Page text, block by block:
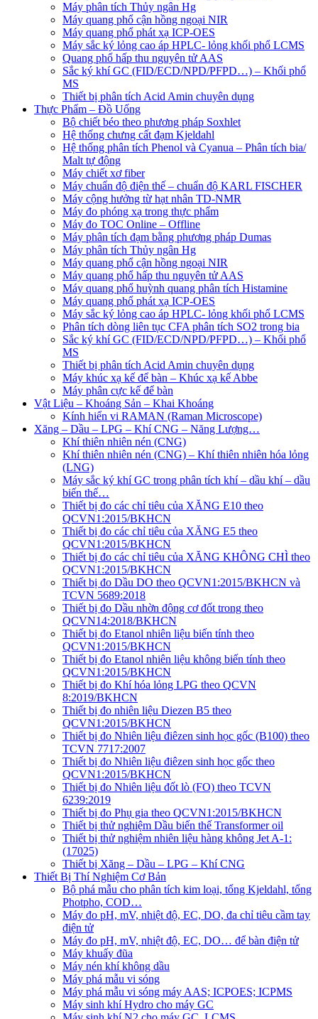
Máy phân tích Thủy ngân Hg
Máy quang phổ cận hồng ngoại NIR
Máy quang phổ phát xạ ICP-OES
Máy sắc ký lỏng cao áp HPLC- lỏng khối phổ LCMS
Quang phổ hấp thu nguyên tử AAS
Sắc ký khí GC (FID/ECD/NPD/PFPD…) – Khối phổ
MS
Thiết bị phân tích Acid Amin chuyên dụng
Thực Phẩm – Đồ Uống
Bộ chiết béo theo phương pháp Soxhlet
Hệ thống chưng cất đạm Kjeldahl
Hệ thống phân tích Phenol và Cyanua – Phân tích bia/
Malt tự động
Máy chiết xơ fiber
Máy chuẩn độ điện thế – chuẩn độ KARL FISCHER
Máy cộng hưởng từ hạt nhân TD-NMR
Máy đo phóng xạ trong thực phẩm
Máy đo TOC Online – Offline
Máy phân tích đạm bằng phương pháp Dumas
Máy phân tích Thủy ngân Hg
Máy quang phổ cận hồng ngoại NIR
Máy quang phổ hấp thu nguyên tử AAS
Máy quang phổ huỳnh quang phân tích Histamine
Máy quang phổ phát xạ ICP-OES
Máy sắc ký lỏng cao áp HPLC- lỏng khối phổ LCMS
Phân tích dòng liên tục CFA phân tích SO2 trong bia
Sắc ký khí GC (FID/ECD/NPD/PFPD…) – Khối phổ
MS
Thiết bị phân tích Acid Amin chuyên dụng
Máy khúc xạ kế để bàn – Khúc xạ kế Abbe
Máy phân cực kế để bàn
Vật Liệu – Khoáng Sản – Khai Khoáng
Kính hiển vi RAMAN (Raman Microscope)
Xăng – Dầu – LPG – Khí CNG – Năng Lượng…
Khí thiên nhiên nén (CNG)
Khí thiên nhiên nén (CNG) – Khí thiên nhiên hóa lỏng
(LNG)
Máy sắc ký khí GC trong phân tích khí – dầu khí – dầu
biến thế…
Thiết bị đo các chỉ tiêu của XĂNG E10 theo
QCVN1:2015/BKHCN
Thiết bị đo các chỉ tiêu của XĂNG E5 theo
QCVN1:2015/BKHCN
Thiết bị đo các chỉ tiêu của XĂNG KHÔNG CHÌ theo
QCVN1:2015/BKHCN
Thiết bị đo Dầu DO theo QCVN1:2015/BKHCN và
TCVN 5689:2018
Thiết bị đo Dầu nhờn động cơ đốt trong theo
QCVN14:2018/BKHCN
Thiết bị đo Etanol nhiên liệu biến tính theo
QCVN1:2015/BKHCN
Thiết bị đo Etanol nhiên liệu không biến tính theo
QCVN1:2015/BKHCN
Thiết bị đo Khí hóa lỏng LPG theo QCVN
8:2019/BKHCN
Thiết bị đo nhiên liệu Diezen B5 theo
QCVN1:2015/BKHCN
Thiết bị đo Nhiên liệu điêzen sinh học gốc (B100) theo
TCVN 7717:2007
Thiết bị đo Nhiên liệu điêzen sinh học gốc theo
QCVN1:2015/BKHCN
Thiết bị đo Nhiên liệu đốt lò (FO) theo TCVN
6239:2019
Thiết bị đo Phụ gia theo QCVN1:2015/BKHCN
Thiết bị thử nghiệm Dầu biến thế Transformer oil
Thiết bị thử nghiệm nhiên liệu hàng không Jet A-1:
(17025)
Thiết bị Xăng – Dầu – LPG – Khí CNG
Thiết Bị Thí Nghiệm Cơ Bản
Bộ phá mẫu cho phân tích kim loại, tổng Kjeldahl, tổng
Photpho, COD…
Máy đo pH, mV, nhiệt độ, EC, DO, đa chỉ tiêu cầm tay
điện tử
Máy đo pH, mV, nhiệt độ, EC, DO… để bàn điện tử
Máy khuấy đũa
Máy nén khí không dầu
Máy phá mẫu vi sóng
Máy phá mẫu vi sóng máy AAS; ICPOES; ICPMS
Máy sinh khí Hydro cho máy GC